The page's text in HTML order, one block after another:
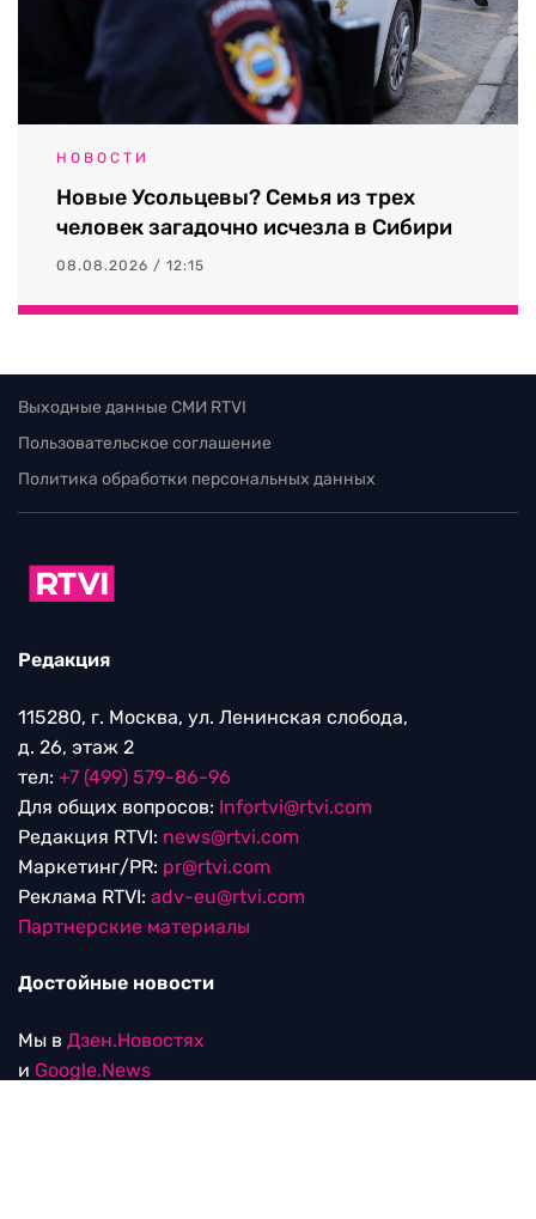
НОВОСТИ
Новые Усольцевы? Семья из трех
человек загадочно исчезла в Сибири
08.08.2026 / 12:15
Выходные данные СМИ RTVI
Пользовательское соглашение
Политика обработки персональных данных
Редакция
115280, г. Москва, ул. Ленинская слобода,
д. 26, этаж 2
тел: +7 (499) 579-86-96
Для общих вопросов: Infortvi@rtvi.com
Редакция RTVI: news@rtvi.com
Маркетинг/PR: pr@rtvi.com
Реклама RTVI: adv-eu@rtvi.com
Партнерские материалы
Достойные новости
Мы в Дзен.Новостях
и Google.News